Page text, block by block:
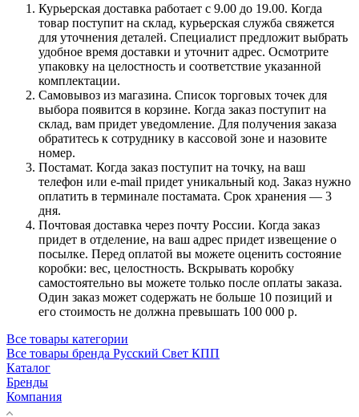
Курьерская доставка работает с 9.00 до 19.00. Когда
товар поступит на склад, курьерская служба свяжется
для уточнения деталей. Специалист предложит выбрать
удобное время доставки и уточнит адрес. Осмотрите
упаковку на целостность и соответствие указанной
комплектации.
Самовывоз из магазина. Список торговых точек для
выбора появится в корзине. Когда заказ поступит на
склад, вам придет уведомление. Для получения заказа
обратитесь к сотруднику в кассовой зоне и назовите
номер.
Постамат. Когда заказ поступит на точку, на ваш
телефон или e-mail придет уникальный код. Заказ нужно
оплатить в терминале постамата. Срок хранения — 3
дня.
Почтовая доставка через почту России. Когда заказ
придет в отделение, на ваш адрес придет извещение о
посылке. Перед оплатой вы можете оценить состояние
коробки: вес, целостность. Вскрывать коробку
самостоятельно вы можете только после оплаты заказа.
Один заказ может содержать не больше 10 позиций и
его стоимость не должна превышать 100 000 р.
Все товары категории
Все товары бренда Русский Свет КПП
Каталог
Бренды
Компания